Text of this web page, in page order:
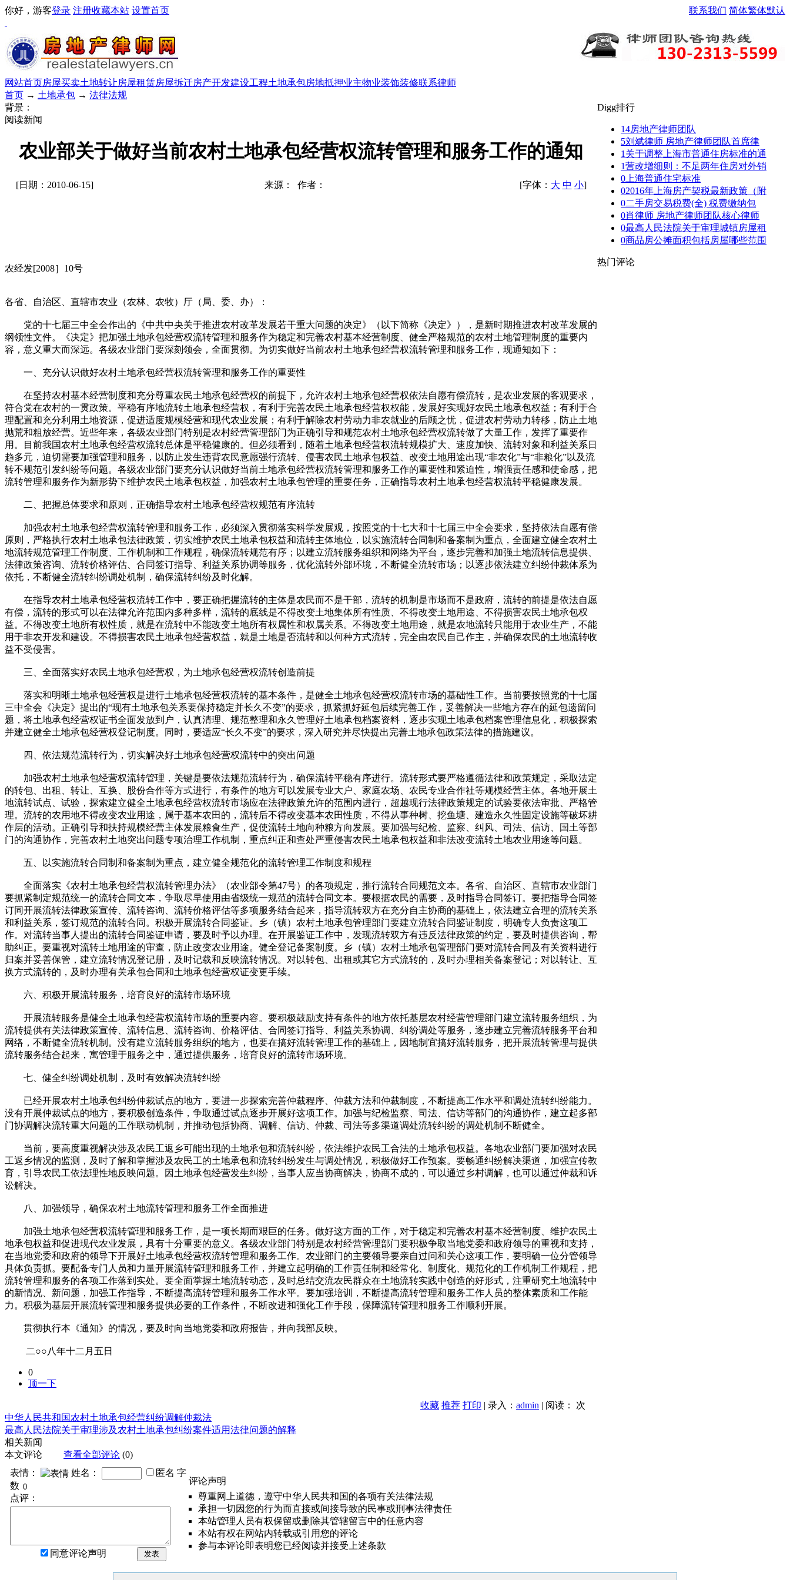
联系我们 简体繁体默认
你好，游客登录 注册收藏本站 设置首页
网站首页房屋买卖土地转让房屋租赁房屋拆迁房产开发建设工程土地承包房地抵押业主物业装饰装修联系律师
首页 → 土地承包 → 法律法规
背景：
阅读新闻
农业部关于做好当前农村土地承包经营权流转管理和服务工作的通知
[日期：2010-06-15] 来源： 作者： [字体： 大 中 小]
农经发[2008］10号
各省、自治区、直辖市农业（农林、农牧）厅（局、委、办）：
党的十七届三中全会作出的《中共中央关于推进农村改革发展若干重大问题的决定》（以下简称《决定》），是新时期推进农村改革发展的
纲领性文件。《决定》把加强土地承包经营权流转管理和服务作为稳定和完善农村基本经营制度、健全严格规范的农村土地管理制度的重要内
容，意义重大而深远。各级农业部门要深刻领会，全面贯彻。为切实做好当前农村土地承包经营权流转管理和服务工作，现通知如下：
一、充分认识做好农村土地承包经营权流转管理和服务工作的重要性
在坚持农村基本经营制度和充分尊重农民土地承包经营权的前提下，允许农村土地承包经营权依法自愿有偿流转，是农业发展的客观要求，
符合党在农村的一贯政策。平稳有序地流转土地承包经营权，有利于完善农民土地承包经营权权能，发展好实现好农民土地承包权益；有利于合
理配置和充分利用土地资源，促进适度规模经营和现代农业发展；有利于解除农村劳动力非农就业的后顾之忧，促进农村劳动力转移，防止土地
抛荒和粗放经营。近些年来，各级农业部门特别是农村经营管理部门为正确引导和规范农村土地承包经营权流转做了大量工作，发挥了重要作
用。目前我国农村土地承包经营权流转总体是平稳健康的。但必须看到，随着土地承包经营权流转规模扩大、速度加快、流转对象和利益关系日
趋多元，迫切需要加强管理和服务，以防止发生违背农民意愿强行流转、侵害农民土地承包权益、改变土地用途出现“非农化”与“非粮化”以及流
转不规范引发纠纷等问题。各级农业部门要充分认识做好当前土地承包经营权流转管理和服务工作的重要性和紧迫性，增强责任感和使命感，把
流转管理和服务作为新形势下维护农民土地承包权益，加强农村土地承包管理的重要任务，正确指导农村土地承包经营权流转平稳健康发展。
二、把握总体要求和原则，正确指导农村土地承包经营权规范有序流转
加强农村土地承包经营权流转管理和服务工作，必须深入贯彻落实科学发展观，按照党的十七大和十七届三中全会要求，坚持依法自愿有偿
原则，严格执行农村土地承包法律政策，切实维护农民土地承包权益和流转主体地位，以实施流转合同制和备案制为重点，全面建立健全农村土
地流转规范管理工作制度、工作机制和工作规程，确保流转规范有序；以建立流转服务组织和网络为平台，逐步完善和加强土地流转信息提供、
法律政策咨询、流转价格评估、合同签订指导、利益关系协调等服务，优化流转外部环境，不断健全流转市场；以逐步依法建立纠纷仲裁体系为
依托，不断健全流转纠纷调处机制，确保流转纠纷及时化解。
在指导农村土地承包经营权流转工作中，要正确把握流转的主体是农民而不是干部，流转的机制是市场而不是政府，流转的前提是依法自愿
有偿，流转的形式可以在法律允许范围内多种多样，流转的底线是不得改变土地集体所有性质、不得改变土地用途、不得损害农民土地承包权
益。不得改变土地所有权性质，就是在流转中不能改变土地所有权属性和权属关系。不得改变土地用途，就是农地流转只能用于农业生产，不能
用于非农开发和建设。不得损害农民土地承包经营权益，就是土地是否流转和以何种方式流转，完全由农民自己作主，并确保农民的土地流转收
益不受侵害。
三、全面落实好农民土地承包经营权，为土地承包经营权流转创造前提
落实和明晰土地承包经营权是进行土地承包经营权流转的基本条件，是健全土地承包经营权流转市场的基础性工作。当前要按照党的十七届
三中全会《决定》提出的“现有土地承包关系要保持稳定并长久不变”的要求，抓紧抓好延包后续完善工作，妥善解决一些地方存在的延包遗留问
题，将土地承包经营权证书全面发放到户，认真清理、规范整理和永久管理好土地承包档案资料，逐步实现土地承包档案管理信息化，积极探索
并建立健全土地承包经营权登记制度。同时，要适应“长久不变”的要求，深入研究并尽快提出完善土地承包政策法律的措施建议。
四、依法规范流转行为，切实解决好土地承包经营权流转中的突出问题
加强农村土地承包经营权流转管理，关键是要依法规范流转行为，确保流转平稳有序进行。流转形式要严格遵循法律和政策规定，采取法定
的转包、出租、转让、互换、股份合作等方式进行，有条件的地方可以发展专业大户、家庭农场、农民专业合作社等规模经营主体。各地开展土
地流转试点、试验，探索建立健全土地承包经营权流转市场应在法律政策允许的范围内进行，超越现行法律政策规定的试验要依法审批、严格管
理。流转的农用地不得改变农业用途，属于基本农田的，流转后不得改变基本农田性质，不得从事种树、挖鱼塘、建造永久性固定设施等破坏耕
作层的活动。正确引导和扶持规模经营主体发展粮食生产，促使流转土地向种粮方向发展。要加强与纪检、监察、纠风、司法、信访、国土等部
门的沟通协作，完善农村土地突出问题专项治理工作机制，重点纠正和查处严重侵害农民土地承包权益和非法改变流转土地农业用途等问题。
五、以实施流转合同制和备案制为重点，建立健全规范化的流转管理工作制度和规程
全面落实《农村土地承包经营权流转管理办法》（农业部令第47号）的各项规定，推行流转合同规范文本。各省、自治区、直辖市农业部门
要抓紧制定规范统一的流转合同文本，争取尽早使用由省级统一规范的流转合同文本。要根据农民的需要，及时指导合同签订。要把指导合同签
订同开展流转法律政策宣传、流转咨询、流转价格评估等多项服务结合起来，指导流转双方在充分自主协商的基础上，依法建立合理的流转关系
和利益关系，签订规范的流转合同。积极开展流转合同鉴证。乡（镇）农村土地承包管理部门要建立流转合同鉴证制度，明确专人负责这项工
作。对流转当事人提出的流转合同鉴证申请，要及时予以办理。在开展鉴证工作中，发现流转双方有违反法律政策的约定，要及时提供咨询，帮
助纠正。要重视对流转土地用途的审查，防止改变农业用途。健全登记备案制度。乡（镇）农村土地承包管理部门要对流转合同及有关资料进行
归案并妥善保管，建立流转情况登记册，及时记载和反映流转情况。对以转包、出租或其它方式流转的，及时办理相关备案登记；对以转让、互
换方式流转的，及时办理有关承包合同和土地承包经营权证变更手续。
六、积极开展流转服务，培育良好的流转市场环境
开展流转服务是健全土地承包经营权流转市场的重要内容。要积极鼓励支持有条件的地方依托基层农村经营管理部门建立流转服务组织，为
流转提供有关法律政策宣传、流转信息、流转咨询、价格评估、合同签订指导、利益关系协调、纠纷调处等服务，逐步建立完善流转服务平台和
网络，不断健全流转机制。没有建立流转服务组织的地方，也要在搞好流转管理工作的基础上，因地制宜搞好流转服务，把开展流转管理与提供
流转服务结合起来，寓管理于服务之中，通过提供服务，培育良好的流转市场环境。
七、健全纠纷调处机制，及时有效解决流转纠纷
已经开展农村土地承包纠纷仲裁试点的地方，要进一步探索完善仲裁程序、仲裁方法和仲裁制度，不断提高工作水平和调处流转纠纷能力。
没有开展仲裁试点的地方，要积极创造条件，争取通过试点逐步开展好这项工作。加强与纪检监察、司法、信访等部门的沟通协作，建立起多部
门协调解决流转重大问题的工作联动机制，并推动包括协商、调解、信访、仲裁、司法等多渠道调处流转纠纷的调处机制不断健全。
当前，要高度重视解决涉及农民工返乡可能出现的土地承包和流转纠纷，依法维护农民工合法的土地承包权益。各地农业部门要加强对农民
工返乡情况的监测，及时了解和掌握涉及农民工的土地承包和流转纠纷发生与调处情况，积极做好工作预案。要畅通纠纷解决渠道，加强宣传教
育，引导农民工依法理性地反映问题。因土地承包经营发生纠纷，当事人应当协商解决，协商不成的，可以通过乡村调解，也可以通过仲裁和诉
讼解决。
八、加强领导，确保农村土地流转管理和服务工作全面推进
加强土地承包经营权流转管理和服务工作，是一项长期而艰巨的任务。做好这方面的工作，对于稳定和完善农村基本经营制度、维护农民土
地承包权益和促进现代农业发展，具有十分重要的意义。各级农业部门特别是农村经营管理部门要积极争取当地党委和政府领导的重视和支持，
在当地党委和政府的领导下开展好土地承包经营权流转管理和服务工作。农业部门的主要领导要亲自过问和关心这项工作，要明确一位分管领导
具体负责抓。要配备专门人员和力量开展流转管理和服务工作，并建立起明确的工作责任制和经常化、制度化、规范化的工作机制工作规程，把
流转管理和服务的各项工作落到实处。要全面掌握土地流转动态，及时总结交流农民群众在土地流转实践中创造的好形式，注重研究土地流转中
的新情况、新问题，加强工作指导，不断提高流转管理和服务工作水平。要加强培训，不断提高流转管理和服务工作人员的整体素质和工作能
力。积极为基层开展流转管理和服务提供必要的工作条件，不断改进和强化工作手段，保障流转管理和服务工作顺利开展。
贯彻执行本《通知》的情况，要及时向当地党委和政府报告，并向我部反映。
二○○八年十二月五日
0
顶一下
收藏 推荐 打印 | 录入： admin | 阅读：
次
中华人民共和国农村土地承包经营纠纷调解仲裁法
最高人民法院关于审理涉及农村土地承包纠纷案件适用法律问题的解释
相关新闻
本文评论
查看全部评论 (0)
表情：
姓名： 匿名 字
数
点评：
同意评论声明 发表
评论声明
尊重网上道德，遵守中华人民共和国的各项有关法律法规
承担一切因您的行为而直接或间接导致的民事或刑事法律责任
本站管理人员有权保留或删除其管辖留言中的任意内容
本站有权在网站内转载或引用您的评论
参与本评论即表明您已经阅读并接受上述条款
Digg排行
14房地产律师团队
5刘斌律师 房地产律师团队首席律
1 关于调整上海市普通住房标准的通
1营改增细则：不足两年住房对外销
0 上海普通住宅标准
02016年上海房产契税最新政策（附
0二手房交易税费(全) 税费缴纳包
0肖律师 房地产律师团队核心律师
0最高人民法院关于审理城镇房屋租
0商品房公摊面积包括房屋哪些范围
热门评论